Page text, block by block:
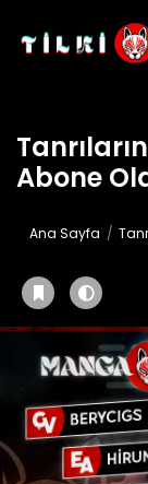
Abone
Ana Sayfa